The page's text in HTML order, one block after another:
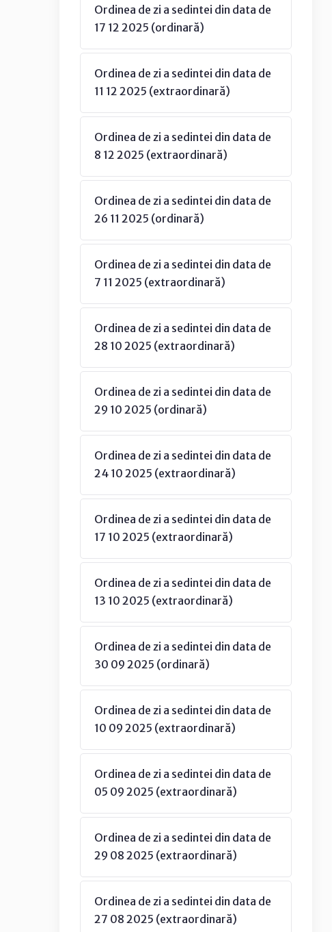
Ordinea de zi a sedintei din data de
17 12 2025 (ordinară)
Ordinea de zi a sedintei din data de
11 12 2025 (extraordinară)
Ordinea de zi a sedintei din data de
8 12 2025 (extraordinară)
Ordinea de zi a sedintei din data de
26 11 2025 (ordinară)
Ordinea de zi a sedintei din data de
7 11 2025 (extraordinară)
Ordinea de zi a sedintei din data de
28 10 2025 (extraordinară)
Ordinea de zi a sedintei din data de
29 10 2025 (ordinară)
Ordinea de zi a sedintei din data de
24 10 2025 (extraordinară)
Ordinea de zi a sedintei din data de
17 10 2025 (extraordinară)
Ordinea de zi a sedintei din data de
13 10 2025 (extraordinară)
Ordinea de zi a sedintei din data de
30 09 2025 (ordinară)
Ordinea de zi a sedintei din data de
10 09 2025 (extraordinară)
Ordinea de zi a sedintei din data de
05 09 2025 (extraordinară)
Ordinea de zi a sedintei din data de
29 08 2025 (extraordinară)
Ordinea de zi a sedintei din data de
27 08 2025 (extraordinară)